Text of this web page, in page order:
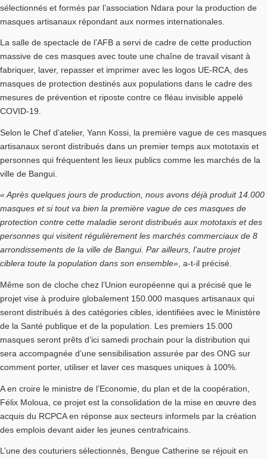
sélectionnés et formés par l’association Ndara pour la production de
masques artisanaux répondant aux normes internationales.
La salle de spectacle de l’AFB a servi de cadre de cette production
massive de ces masques avec toute une chaîne de travail visant à
fabriquer, laver, repasser et imprimer avec les logos UE-RCA, des
masques de protection destinés aux populations dans le cadre des
mesures de prévention et riposte contre ce fléau invisible appelé
COVID-19.
Selon le Chef d’atelier, Yann Kossi, la première vague de ces masques
artisanaux seront distribués dans un premier temps aux mototaxis et
personnes qui fréquentent les lieux publics comme les marchés de la
ville de Bangui.
« Après quelques jours de production, nous avons déjà produit 14.000
masques et si tout va bien la première vague de ces masques de
protection contre cette maladie seront distribués aux mototaxis et des
personnes qui visitent régulièrement les marchés commerciaux de 8
arrondissements de la ville de Bangui. Par ailleurs, l’autre projet
ciblera toute la population dans son ensemble», a-t-il précisé.
Même son de cloche chez l’Union européenne qui a précisé que le
projet vise à produire globalement 150.000 masques artisanaux qui
seront distribués à des catégories cibles, identifiées avec le Ministère
de la Santé publique et de la population. Les premiers 15.000
masques seront prêts d’ici samedi prochain pour la distribution qui
sera accompagnée d’une sensibilisation assurée par des ONG sur
comment porter, utiliser et laver ces masques uniques à 100%.
A en croire le ministre de l’Economie, du plan et de la coopération,
Félix Moloua, ce projet est la consolidation de la mise en œuvre des
acquis du RCPCA en réponse aux secteurs informels par la création
des emplois devant aider les jeunes centrafricains.
L’une des couturiers sélectionnés, Bengue Catherine se réjouit en